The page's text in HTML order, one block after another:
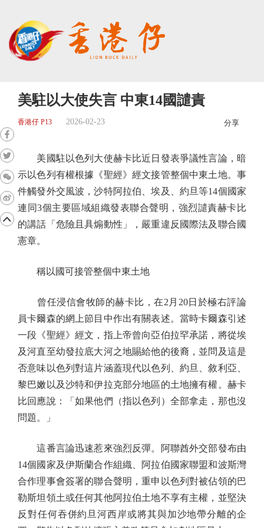
美駐以大使失言 中東14國譴責
香港仔 P13 2026-02-23 分享
美國駐以色列大使赫卡比近日發表爭議性言論，暗
示以色列有權根據《聖經》經文接管整個中東土地。事
件觸發外交風波，沙特阿拉伯、埃及、約旦等14個國家
連同3個主要區域組織發表聯合聲明，強烈譴責赫卡比
的講話「危險且具煽動性」，嚴重違反國際法及聯合國
憲章。
稱以國可接管整個中東土地
曾任浸信會牧師的赫卡比，在2月20日於極右評論
員卡爾森的網上節目中作出有關表述。當時卡爾森引述
一段《聖經》經文，指上帝曾向亞伯拉罕承諾，將從埃
及河直至幼發拉底大河之地賜給他的後裔，並問及這是
否意味以色列對這片涵蓋現代以色列、約旦、敘利亞、
黎巴嫩以及沙特和伊拉克部分地區的土地擁有權。赫卡
比回應說：「如果他們（指以色列）全部拿走，那也沒
問題。」
這番言論迅速惹來強烈反彈。阿聯酋外交部發布由
14個國家及伊斯蘭合作組織、阿拉伯國家聯盟和波斯灣
合作理事會簽署的聯合聲明，重申以色列對被佔領的巴
勒斯坦領土或任何其他阿拉伯土地不享有主權，並堅決
反對任何吞併約旦河西岸或將其與加沙地帶分離的企